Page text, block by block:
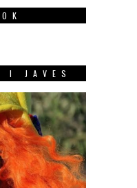
I JAVES